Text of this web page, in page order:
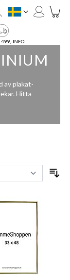
SE
INFO
av plakat-
Hitta